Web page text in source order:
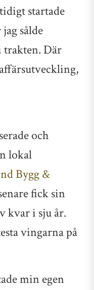
startade
sålde
Där
och
lokal
Bygg &
fick sin
kvar i sju år.
vingarna på
egen